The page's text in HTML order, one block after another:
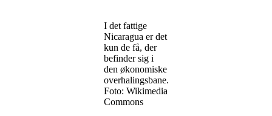
I det fattige
Nicaragua er det
kun de få, der
befinder sig i
den økonomiske
overhalingsbane.
Foto: Wikimedia
Commons